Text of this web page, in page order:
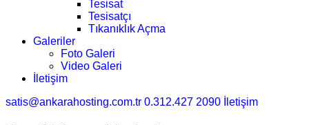
Tesisat
Tesisatçı
Tıkanıklık Açma
Galeriler
Foto Galeri
Video Galeri
İletişim
satis@ankarahosting.com.tr 0.312.427 2090 İletişim